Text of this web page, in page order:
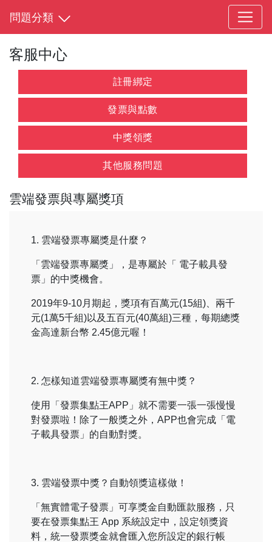
問題分類
客服中心
註冊綁定
發票與點數
中獎領獎
其他服務問題
雲端發票與專屬獎項
1. 雲端發票專屬獎是什麼？
「雲端發票專屬獎」，是專屬於「 電子載具發
票」的中獎機會。
2019年9-10月期起，獎項有百萬元(15組)、兩千
元(1萬5千組)以及五百元(40萬組)三種，每期總獎
金高達新台幣 2.45億元喔！
2. 怎樣知道雲端發票專屬獎有無中獎？
使用「發票集點王APP」就不需要一張一張慢慢
對發票啦！除了一般獎之外，APP也會完成「電
子載具發票」的自動對獎。
3. 雲端發票中獎？自動領獎這樣做！
「無實體電子發票」可享獎金自動匯款服務，只
要在發票集點王 App 系統設定中，設定領獎資
料，統一發票獎金就會匯入您所設定的銀行帳